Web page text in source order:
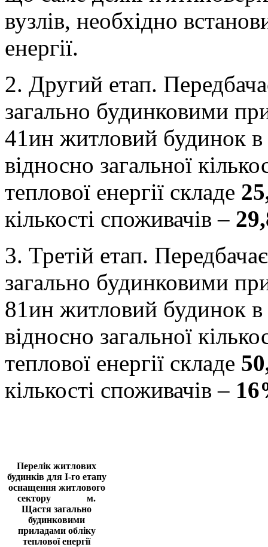
вузлів, необхідно
енергії.
2. Другий етап.
загально будинковими
41ин житловий будинок в
відносно загальної
теплової енергії складе
кількості споживачів –
3. Третій етап.
загально будинковими
81ин житловий будинок в
відносно загальної
теплової енергії складе
кількості споживачів –
Перелік житлових
будинків для І-го етапу
оснащення житлового
сектору м.
Щастя загально
будинковими
приладами обліку
теплової енергії